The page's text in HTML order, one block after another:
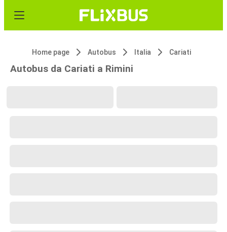
Home page Autobus Italia Cariati
Autobus da Cariati a Rimini